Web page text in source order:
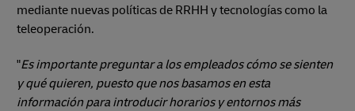
mediante nuevas políticas de RRHH y tecnologías como la
teleoperación.
"Es importante preguntar a los empleados cómo se sienten
y qué quieren, puesto que nos basamos en esta
información para introducir horarios y entornos más